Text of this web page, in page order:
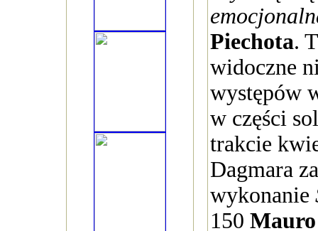
Piechota.
widoczne
występów
w części
trakcie
Dagmara
wykonanie
150